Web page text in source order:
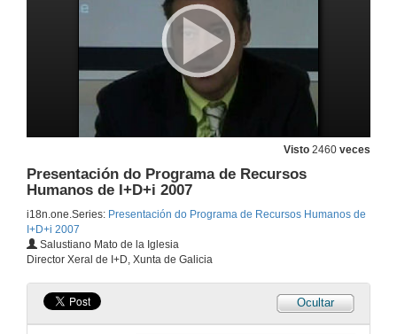
Visto 2460 veces
Presentación do Programa de Recursos
Humanos de I+D+i 2007
i18n.one.Series: Presentación do Programa de Recursos Humanos de
I+D+i 2007
Salustiano Mato de la Iglesia
Director Xeral de I+D, Xunta de Galicia
Ocultar